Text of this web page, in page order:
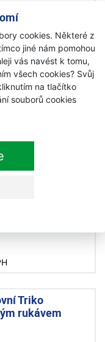
cookies. Některé z
jiné nám pomohou
vás navést k tomu,
všech cookies? Svůj
na tlačítko
souborů cookies
košile s
s
Triko
rukávem